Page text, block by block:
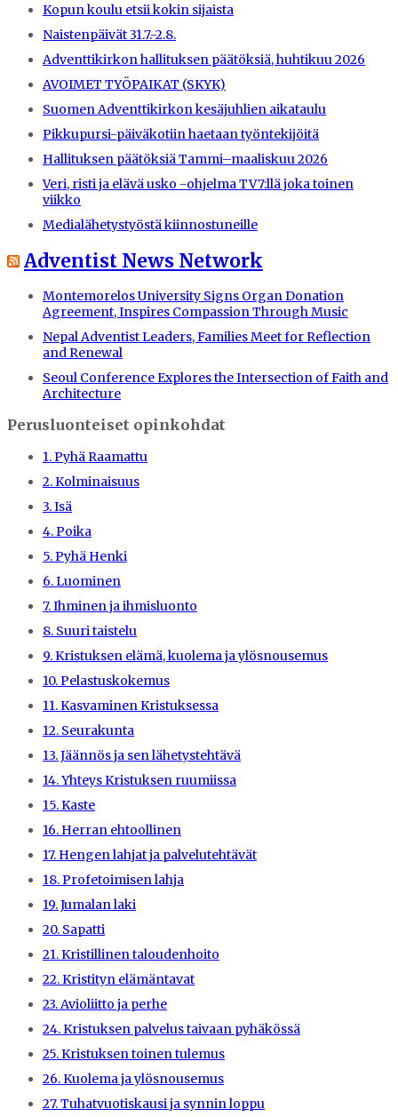
Kopun koulu etsii kokin sijaista
Naistenpäivät 31.7.-2.8.
Adventtikirkon hallituksen päätöksiä, huhtikuu 2026
AVOIMET TYÖPAIKAT (SKYK)
Suomen Adventtikirkon kesäjuhlien aikataulu
Pikkupursi-päiväkotiin haetaan työntekijöitä
Hallituksen päätöksiä Tammi–maaliskuu 2026
Veri, risti ja elävä usko -ohjelma TV7:llä joka toinen
viikko
Medialähetystyöstä kiinnostuneille
Adventist News Network
Montemorelos University Signs Organ Donation
Agreement, Inspires Compassion Through Music
Nepal Adventist Leaders, Families Meet for Reflection
and Renewal
Seoul Conference Explores the Intersection of Faith and
Architecture
Perusluonteiset opinkohdat
1. Pyhä Raamattu
2. Kolminaisuus
3. Isä
4. Poika
5. Pyhä Henki
6. Luominen
7. Ihminen ja ihmisluonto
8. Suuri taistelu
9. Kristuksen elämä, kuolema ja ylösnousemus
10. Pelastuskokemus
11. Kasvaminen Kristuksessa
12. Seurakunta
13. Jäännös ja sen lähetystehtävä
14. Yhteys Kristuksen ruumiissa
15. Kaste
16. Herran ehtoollinen
17. Hengen lahjat ja palvelutehtävät
18. Profetoimisen lahja
19. Jumalan laki
20. Sapatti
21. Kristillinen taloudenhoito
22. Kristityn elämäntavat
23. Avioliitto ja perhe
24. Kristuksen palvelus taivaan pyhäkössä
25. Kristuksen toinen tulemus
26. Kuolema ja ylösnousemus
27. Tuhatvuotiskausi ja synnin loppu